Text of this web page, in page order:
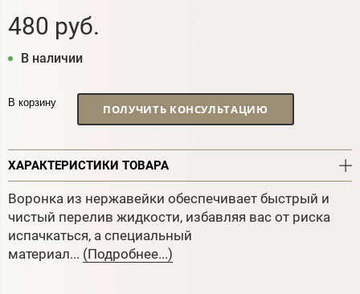
480 руб.
В наличии
В корзину ПОЛУЧИТЬ КОНСУЛЬТАЦИЮ
ХАРАКТЕРИСТИКИ ТОВАРА
Воронка из нержавейки обеспечивает быстрый и
чистый перелив жидкости, избавляя вас от риска
испачкаться, а специальный
материал... (Подробнее...)